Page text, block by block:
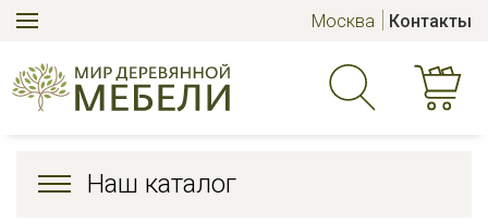
Москва Контакты
Наш каталог